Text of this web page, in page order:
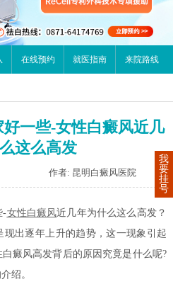
在线预约 就医指南 来院路线
一些-女性白癜风近几
这么高发
作者: 昆明白癜风医院
-女性白癜风近几年为什么这么高发？
出逐年上升的趋势，这一现象引起
癜风高发背后的原因究竟是什么呢?
绍。
我
要
挂
号